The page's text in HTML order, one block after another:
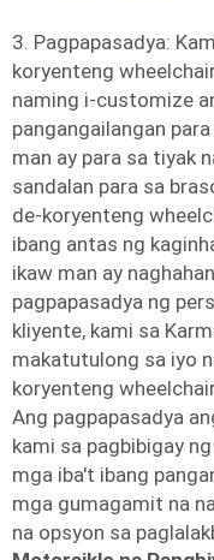
3. Pagpapasadya:
koryenteng
naming i-customize
pangangailangan
man ay para sa tiyak
sandalan para sa
de-koryenteng
ibang antas ng
ikaw man ay
pagpapasadya ng
kliyente, kami sa
makatutulong sa iyo
koryenteng
Ang pagpapasadya
kami sa pagbibigay
mga iba't ibang
mga gumagamit na
na opsyon sa